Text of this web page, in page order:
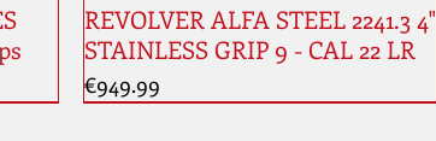
REVOLVER ALFA STEEL 2241.3 4"
STAINLESS GRIP 9 - CAL 22 LR
Price
€949.99